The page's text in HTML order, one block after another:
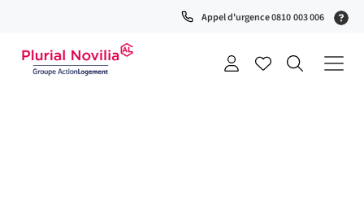
Appel d'urgence 0810 003 006
de
chat